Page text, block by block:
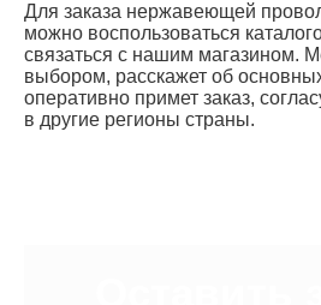
Для заказа нержавеющей
можно воспользоваться
связаться с нашим магазином.
выбором, расскажет об
оперативно примет заказ,
в другие регионы страны.